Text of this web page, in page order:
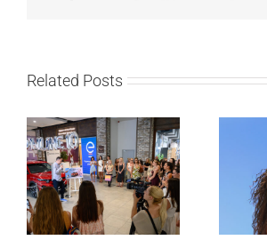
Related Posts
Lilly Drogerie proslavile
10. online rođendan,
uručile automobil
Citroën C3 i najavile
saradnju sa
šampionkom Andreom
Leto